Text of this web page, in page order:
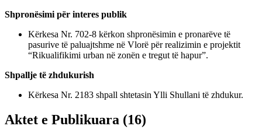
Shpronësimi për interes publik
Kërkesa Nr. 702-8 kërkon shpronësimin e pronarëve të
pasurive të paluajtshme në Vlorë për realizimin e projektit
“Rikualifikimi urban në zonën e tregut të hapur”.
Shpallje të zhdukurish
Kërkesa Nr. 2183 shpall shtetasin Ylli Shullani të zhdukur.
Aktet e Publikuara (16)